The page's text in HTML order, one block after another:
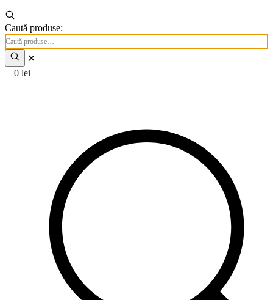
Caută produse:
✕
0 lei